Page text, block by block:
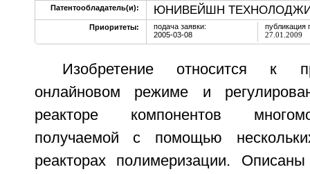
Патентообладатель(и): ЮНИВЕЙШН
Приоритеты:
подача заявки:
2005-03-08
публикация
27.01.2009
Изобретение относится к
онлайновом режиме и
реакторе компонентов
получаемой с помощью
реакторах полимеризации.